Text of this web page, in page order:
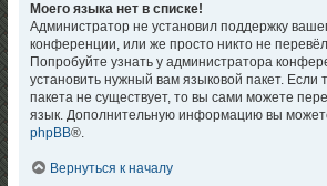
Моего языка нет в списке!
Администратор не установил поддержку
конференции, или же просто никто не
Попробуйте узнать у администратора
установить нужный вам языковой пакет. Если
пакета не существует, то вы сами можете
язык. Дополнительную информацию вы
phpBB®.
Вернуться к началу